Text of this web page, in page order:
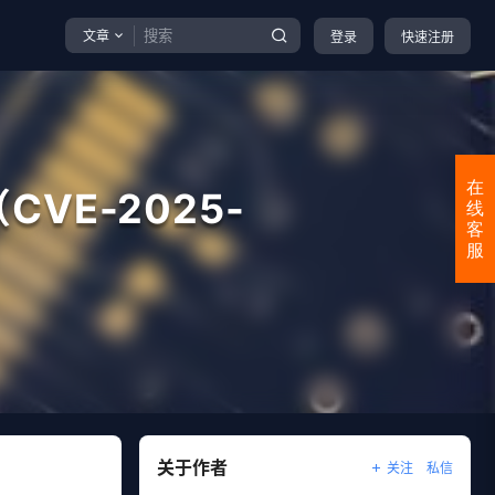
文章 登录 快速注册
CVE-2025-
关于作者 关注 私信
在
线
客
服